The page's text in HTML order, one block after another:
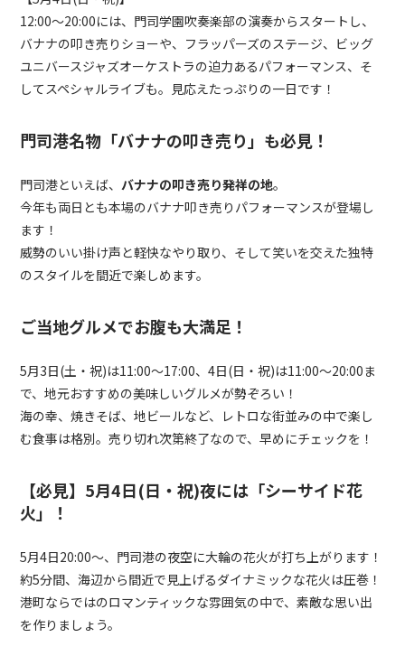
12:00〜20:00には、門司学園吹奏楽部の演奏からスタートし、
バナナの叩き売りショーや、フラッパーズのステージ、ビッグ
ユニバースジャズオーケストラの迫力あるパフォーマンス、そ
してスペシャルライブも。見応えたっぷりの一日です！
門司港名物「バナナの叩き売り」も必見！
門司港といえば、バナナの叩き売り発祥の地。
今年も両日とも本場のバナナ叩き売りパフォーマンスが登場し
ます！
威勢のいい掛け声と軽快なやり取り、そして笑いを交えた独特
のスタイルを間近で楽しめます。
ご当地グルメでお腹も大満足！
5月3日(土・祝)は11:00〜17:00、4日(日・祝)は11:00〜20:00ま
で、地元おすすめの美味しいグルメが勢ぞろい！
海の幸、焼きそば、地ビールなど、レトロな街並みの中で楽し
む食事は格別。売り切れ次第終了なので、早めにチェックを！
【必見】5月4日(日・祝)夜には「シーサイド花
火」！
5月4日20:00〜、門司港の夜空に大輪の花火が打ち上がります！
約5分間、海辺から間近で見上げるダイナミックな花火は圧巻！
港町ならではのロマンティックな雰囲気の中で、素敵な思い出
を作りましょう。